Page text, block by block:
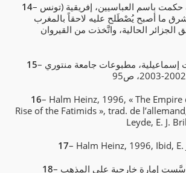
14– الأغالبة سلالة عربية حكمت باسم العباسيين، إفريقية (تونس
شرق ما أصبح يُصْطَلح عليه لاحقاً بالمغرب
الجزائر الحالية، واتَّخذت من القيروان
15– بوبة مجاني، دراسات إسماعيلية، مطبوعات جامعة منتوري
16– Halm Heinz, 1996, « The
Rise of the Fatimids », trad. de
Leyde, E. J.
17– Halm Heinz, 1996, Ibid,
18– سلالة بربرية زناتية أسَّست إمارة خارجية على المذهب